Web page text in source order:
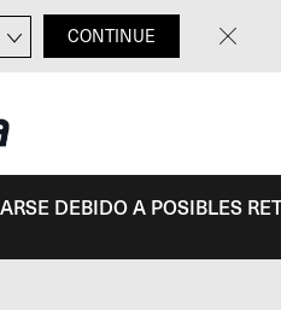
CONTINUE
DEBIDO A POSIBLES